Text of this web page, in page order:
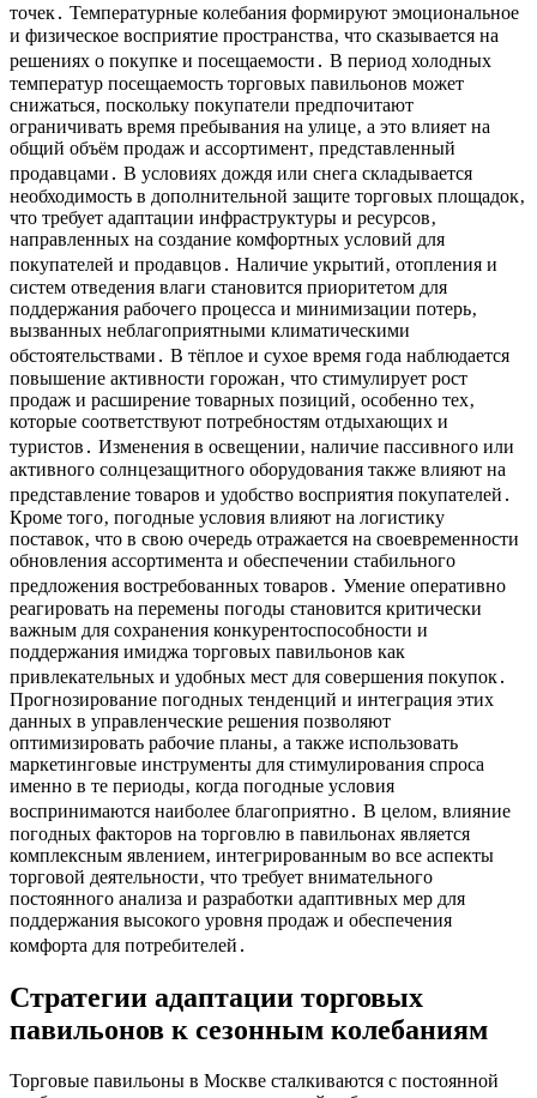
точек․ Температурные колебания формируют эмоциональное
и физическое восприятие пространства‚ что сказывается на
решениях о покупке и посещаемости․ В период холодных
температур посещаемость торговых павильонов может
снижаться‚ поскольку покупатели предпочитают
ограничивать время пребывания на улице‚ а это влияет на
общий объём продаж и ассортимент‚ представленный
продавцами․ В условиях дождя или снега складывается
необходимость в дополнительной защите торговых площадок‚
что требует адаптации инфраструктуры и ресурсов‚
направленных на создание комфортных условий для
покупателей и продавцов․ Наличие укрытий‚ отопления и
систем отведения влаги становится приоритетом для
поддержания рабочего процесса и минимизации потерь‚
вызванных неблагоприятными климатическими
обстоятельствами․ В тёплое и сухое время года наблюдается
повышение активности горожан‚ что стимулирует рост
продаж и расширение товарных позиций‚ особенно тех‚
которые соответствуют потребностям отдыхающих и
туристов․ Изменения в освещении‚ наличие пассивного или
активного солнцезащитного оборудования также влияют на
представление товаров и удобство восприятия покупателей․
Кроме того‚ погодные условия влияют на логистику
поставок‚ что в свою очередь отражается на своевременности
обновления ассортимента и обеспечении стабильного
предложения востребованных товаров․ Умение оперативно
реагировать на перемены погоды становится критически
важным для сохранения конкурентоспособности и
поддержания имиджа торговых павильонов как
привлекательных и удобных мест для совершения покупок․
Прогнозирование погодных тенденций и интеграция этих
данных в управленческие решения позволяют
оптимизировать рабочие планы‚ а также использовать
маркетинговые инструменты для стимулирования спроса
именно в те периоды‚ когда погодные условия
воспринимаются наиболее благоприятно․ В целом‚ влияние
погодных факторов на торговлю в павильонах является
комплексным явлением‚ интегрированным во все аспекты
торговой деятельности‚ что требует внимательного
постоянного анализа и разработки адаптивных мер для
поддержания высокого уровня продаж и обеспечения
комфорта для потребителей․
Стратегии адаптации торговых
павильонов к сезонным колебаниям
Торговые павильоны в Москве сталкиваются с постоянной